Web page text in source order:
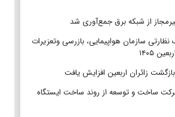
نظارتی سازمان هواپیمایی، بازرسی وتعزیرات
۱۴۰۵
زائران اربعین افزایش یافت
ساخت و توسعه از روند ساخت ایستگاه